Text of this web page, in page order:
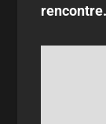
rencontre.